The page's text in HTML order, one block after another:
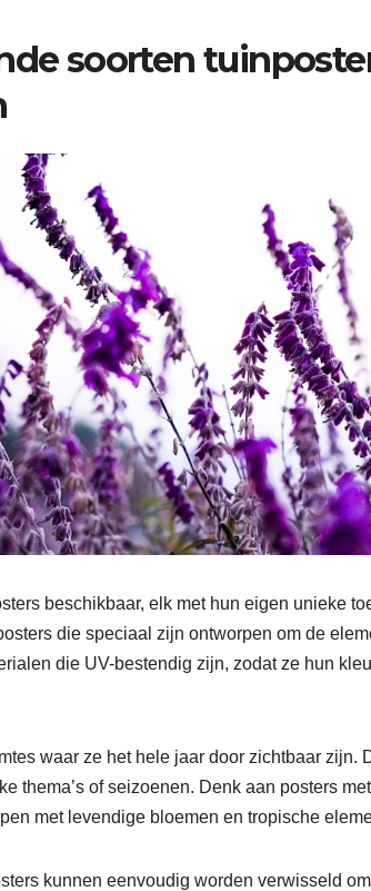
soorten
beschikbaar, elk met hun eigen unieke
die speciaal zijn ontworpen om de
die UV-bestendig zijn, zodat ze hun
waar ze het hele jaar door zichtbaar zijn.
thema’s of seizoenen. Denk aan posters
met levendige bloemen en tropische
kunnen eenvoudig worden verwisseld